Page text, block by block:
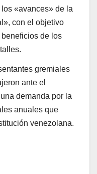
«avances» de la
con el objetivo
de los
gremiales
ante el
demanda por la
anuales que
venezolana.